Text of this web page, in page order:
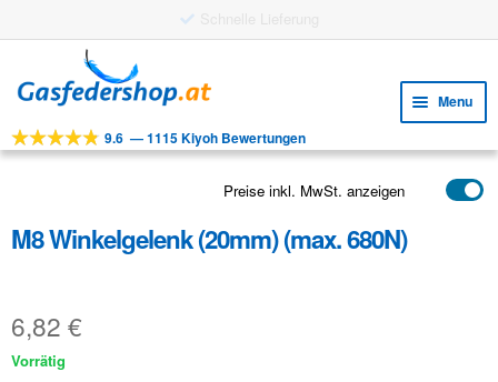
to
navigation
to
content
Menu
WERKZEUGE
menu
ANWENDUNGEN
FAQ
9.6 —1115 Kiyoh Bewertungen
Preise inkl. MwSt. anzeigen
M8 Winkelgelenk (20mm) (max. 680N)
6,82 €
Vorrätig